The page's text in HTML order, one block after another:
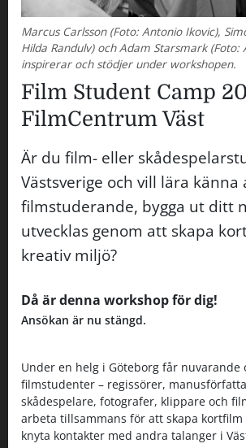
Marcus Carlsson (Foto: Antonio Ikovic),
Hilda Randulv) och Adam Starsmark (Foto:
inspirerar och stödjer under workshopen.
Film Student Camp
FilmCentrum Väst
Är du film- eller
Västsverige och vill lära känna
filmstuderande, bygga ut ditt
utvecklas genom att skapa
kreativ miljö?
Då är denna workshop för dig!
Ansökan är nu stängd.
Under en helg i Göteborg får nuvarande
filmstudenter – regissörer,
skådespelare, fotografer, klippare och
arbeta tillsammans för att skapa
knyta kontakter med andra talanger i